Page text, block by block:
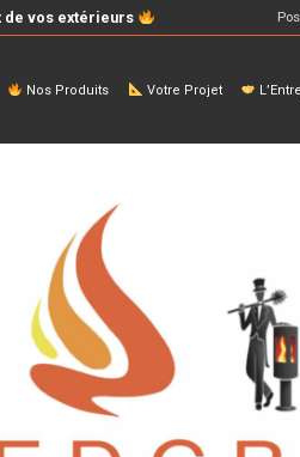
de vos extérieurs
Nos Produits Votre Projet